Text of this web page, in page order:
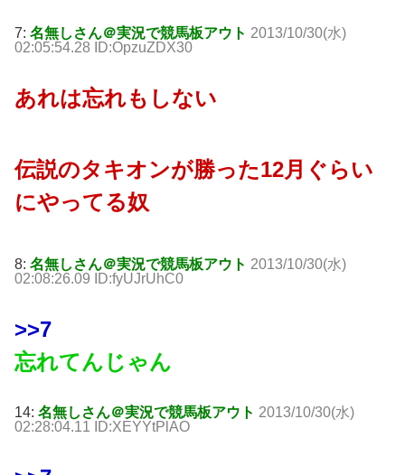
7: 名無しさん＠実況で競馬板アウト 2013/10/30(水)
02:05:54.28 ID:OpzuZDX30
あれは忘れもしない
伝説のタキオンが勝った12月ぐらい
にやってる奴
8: 名無しさん＠実況で競馬板アウト 2013/10/30(水)
02:08:26.09 ID:fyUJrUhC0
>>7
忘れてんじゃん
14: 名無しさん＠実況で競馬板アウト 2013/10/30(水)
02:28:04.11 ID:XEYYtPlAO